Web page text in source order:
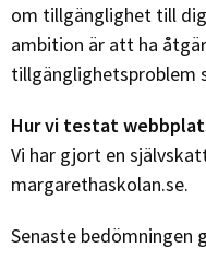
om tillgänglighet till
ambition är att ha
tillgänglighetsproblem
Hur vi testat
Vi har gjort en
margarethaskolan.se.
Senaste bedömningen